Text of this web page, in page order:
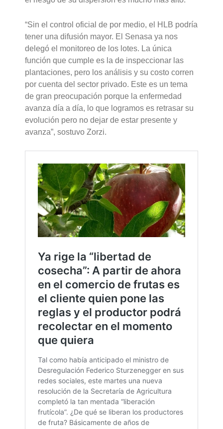
“Sin el control oficial de por medio, el HLB podría
tener una difusión mayor. El Senasa ya nos
delegó el monitoreo de los lotes. La única
función que cumple es la de inspeccionar las
plantaciones, pero los análisis y su costo corren
por cuenta del sector privado. Este es un tema
de gran preocupación porque la enfermedad
avanza día a día, lo que logramos es retrasar su
evolución pero no dejar de estar presente y
avanza”, sostuvo Zorzi.